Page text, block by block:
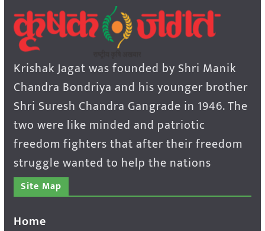
Krishak Jagat was founded by Shri Manik
Chandra Bondriya and his younger brother
Shri Suresh Chandra Gangrade in 1946. The
two were like minded and patriotic
freedom fighters that after their freedom
struggle wanted to help the nations
Site Map
Home